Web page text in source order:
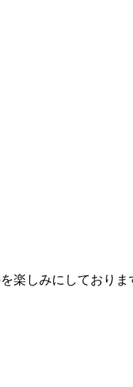
楽しみにしておりま